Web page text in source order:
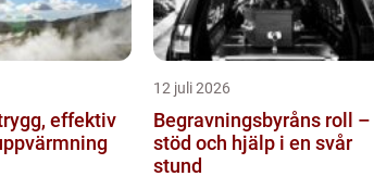
effektiv
12 juli 2026
Begravningsbyråns roll –
stöd och hjälp i en svår
stund